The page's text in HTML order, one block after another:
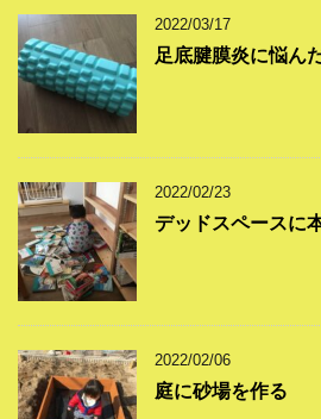
2022/03/17
足底腱膜炎に悩ん
2022/02/23
デッドスペースに
2022/02/06
庭に砂場を作る